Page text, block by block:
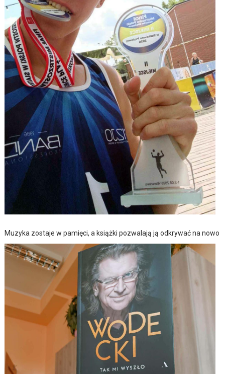
Muzyka zostaje w pamięci, a książki pozwalają ją odkrywać na nowo